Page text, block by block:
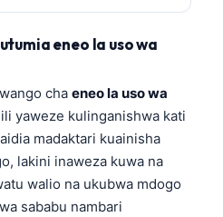
eneo la uso wa
cha eneo la uso wa
yaweze kulinganishwa kati
madaktari kuainisha
lakini inaweza kuwa na
walio na ukubwa mdogo
sababu nambari